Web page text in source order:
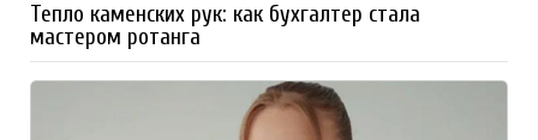
Тепло каменских рук: как бухгалтер стала
мастером ротанга